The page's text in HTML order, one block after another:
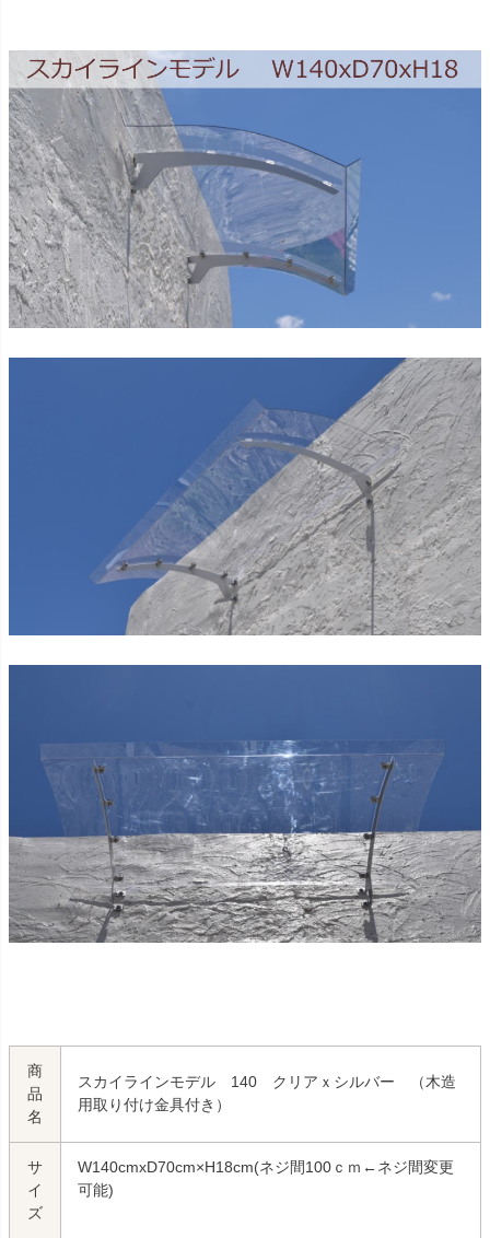
商
品
名
スカイラインモデル 140 クリアｘシルバー （木造
用取り付け金具付き）
サ
イ
ズ
W140cmxD70cm×H18cm(ネジ間100ｃｍ←ネジ間変更
可能)